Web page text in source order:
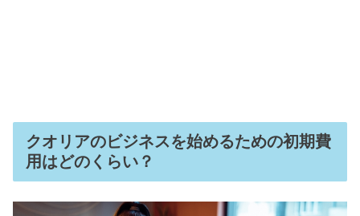
クオリアのビジネスを始めるための初期費
用はどのくらい？